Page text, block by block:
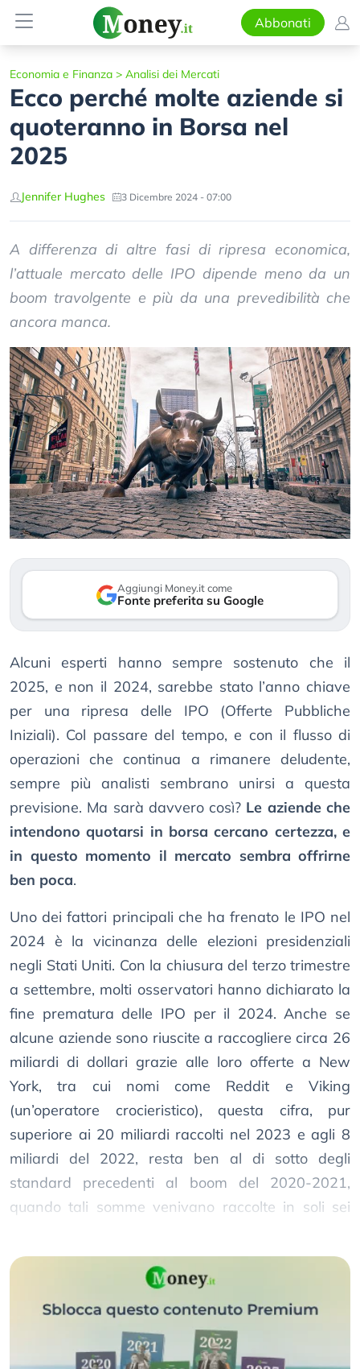
Abbonati
Economia e Finanza > Analisi dei Mercati
Ecco perché molte aziende si
quoteranno in Borsa nel
2025
Jennifer Hughes 3 Dicembre 2024 - 07:00
A differenza di altre fasi di ripresa economica,
l’attuale mercato delle IPO dipende meno da un
boom travolgente e più da una prevedibilità che
ancora manca.
Aggiungi Money.it come
Fonte preferita su Google
Alcuni esperti hanno sempre sostenuto che il
2025, e non il 2024, sarebbe stato l’anno chiave
per una ripresa delle IPO (Offerte Pubbliche
Iniziali). Col passare del tempo, e con il flusso di
operazioni che continua a rimanere deludente,
sempre più analisti sembrano unirsi a questa
previsione. Ma sarà davvero così? Le aziende che
intendono quotarsi in borsa cercano certezza, e
in questo momento il mercato sembra offrirne
ben poca.
Uno dei fattori principali che ha frenato le IPO nel
2024 è la vicinanza delle elezioni presidenziali
negli Stati Uniti. Con la chiusura del terzo trimestre
a settembre, molti osservatori hanno dichiarato la
fine prematura delle IPO per il 2024. Anche se
alcune aziende sono riuscite a raccogliere circa 26
miliardi di dollari grazie alle loro offerte a New
York, tra cui nomi come Reddit e Viking
(un’operatore crocieristico), questa cifra, pur
superiore ai 20 miliardi raccolti nel 2023 e agli 8
miliardi del 2022, resta ben al di sotto degli
standard precedenti al boom del 2020-2021,
quando tali somme venivano raccolte in soli sei